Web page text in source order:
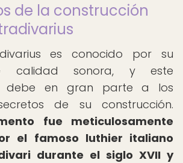
de la construcción
es conocido por su
calidad sonora, y este
debe en gran parte a los
de su construcción.
fue meticulosamente
el famoso luthier italiano
durante el siglo XVII y